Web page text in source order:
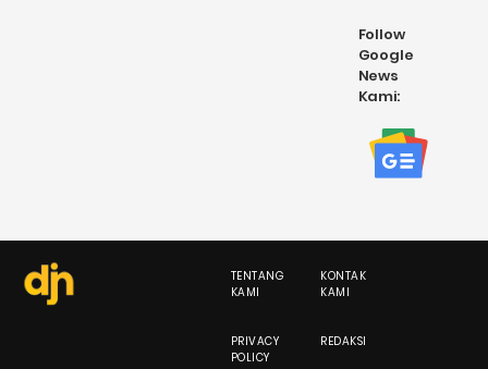
Follow
Google
News
Kami:
TENTANG
KAMI
KONTAK
KAMI
PRIVACY
POLICY
REDAKSI